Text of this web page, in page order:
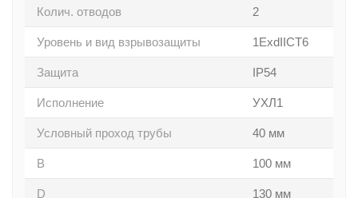
Колич. отводов 2
Уровень и вид взрывозащиты 1ExdIICT6
Защита IP54
Исполнение УХЛ1
Услoвный прoход тpубы 40 мм
B 100 мм
D 130 мм